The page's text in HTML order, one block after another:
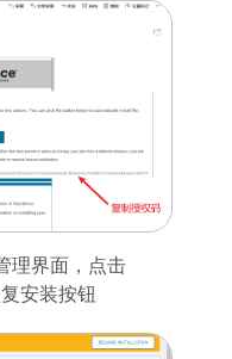
理界面，点击
安装按钮